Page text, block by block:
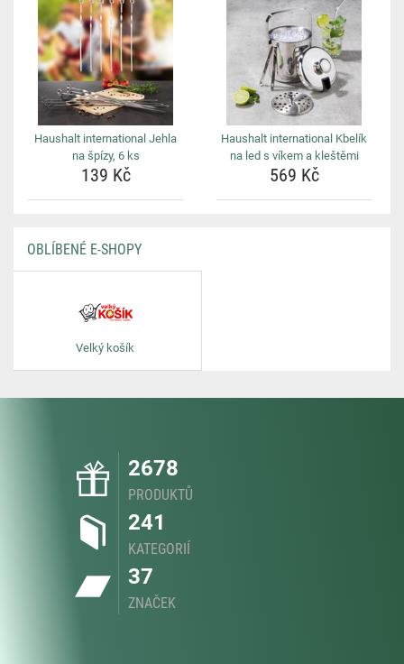
Haushalt international Jehla
na špízy, 6 ks
139 Kč
Haushalt international Kbelík
na led s víkem a kleštěmi
569 Kč
OBLÍBENÉ E-SHOPY
Velký košík
2678
PRODUKTŮ
241
KATEGORIÍ
37
ZNAČEK